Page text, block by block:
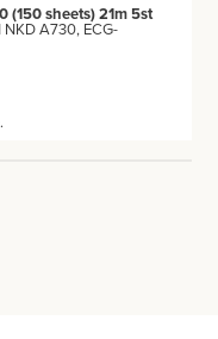
(150 sheets) 21m 5st
NKD A730, ECG-